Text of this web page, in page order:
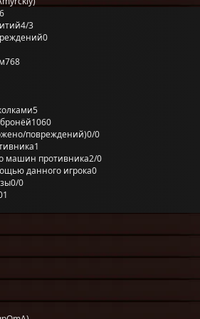
6
4/3
0
768
5
1060
повреждений)0/0
1
машин противника2/0
данного игрока0
0/0